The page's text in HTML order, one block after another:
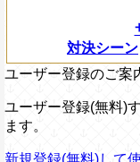
対決シーン
ユーザー登録のご案
ユーザー登録(無料)
ます。